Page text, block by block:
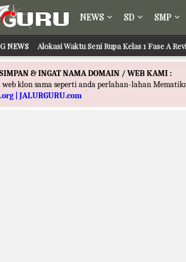
NEWS SD SMP
NEWS Alokasi Waktu Seni Rupa Kelas 1 Fase A
& INGAT NAMA DOMAIN / WEB KAMI :
klon sama seperti anda perlahan-lahan
| JALURGURU.com